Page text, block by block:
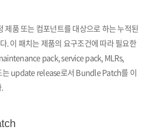
품 또는 컴포넌트를 대상으로 하는 누적된
. 이 패치는 제품의 요구조건에 따라 필요한
pack, service pack, MLRs,
update release로서 Bundle Patch를 이